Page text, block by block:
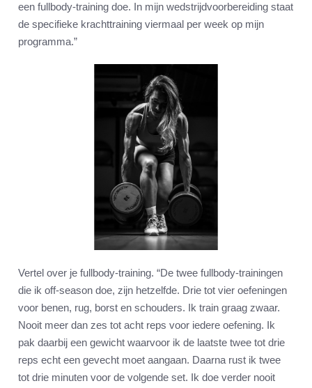
een fullbody-training doe. In mijn wedstrijdvoorbereiding staat
de specifieke krachttraining viermaal per week op mijn
programma.”
Vertel over je fullbody-training. “De twee fullbody-trainingen
die ik off-season doe, zijn hetzelfde. Drie tot vier oefeningen
voor benen, rug, borst en schouders. Ik train graag zwaar.
Nooit meer dan zes tot acht reps voor iedere oefening. Ik
pak daarbij een gewicht waarvoor ik de laatste twee tot drie
reps echt een gevecht moet aangaan. Daarna rust ik twee
tot drie minuten voor de volgende set. Ik doe verder nooit